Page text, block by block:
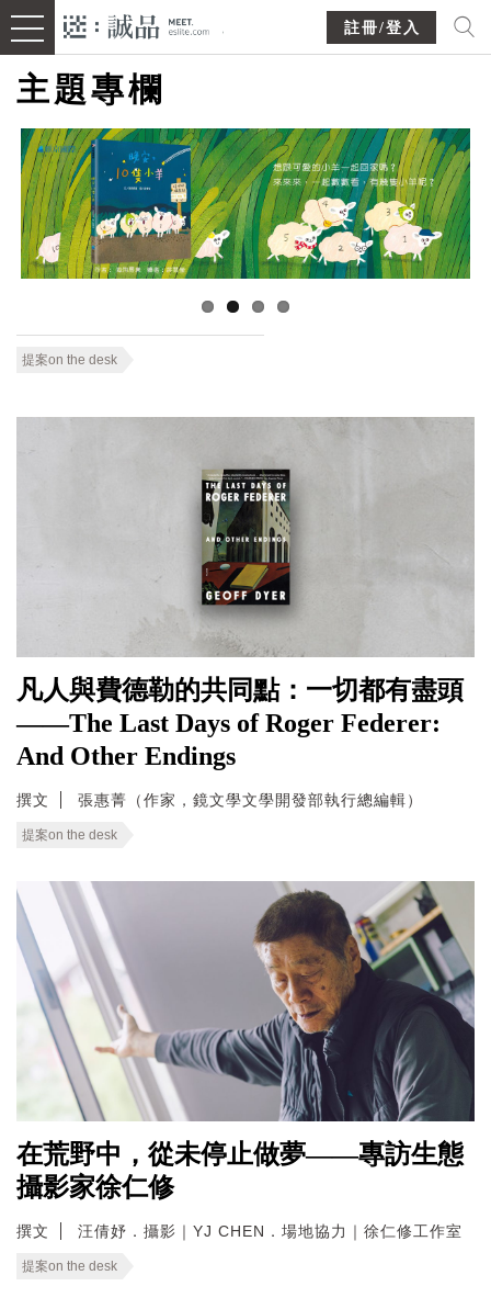
註冊/登入
主題專欄
提案on the desk
凡人與費德勒的共同點：一切都有盡頭
——The Last Days of Roger Federer:
And Other Endings
撰文 張惠菁（作家，鏡文學文學開發部執行總編輯）
提案on the desk
在荒野中，從未停止做夢——專訪生態
攝影家徐仁修
撰文 汪倩妤．攝影｜YJ CHEN．場地協力｜徐仁修工作室
提案on the desk